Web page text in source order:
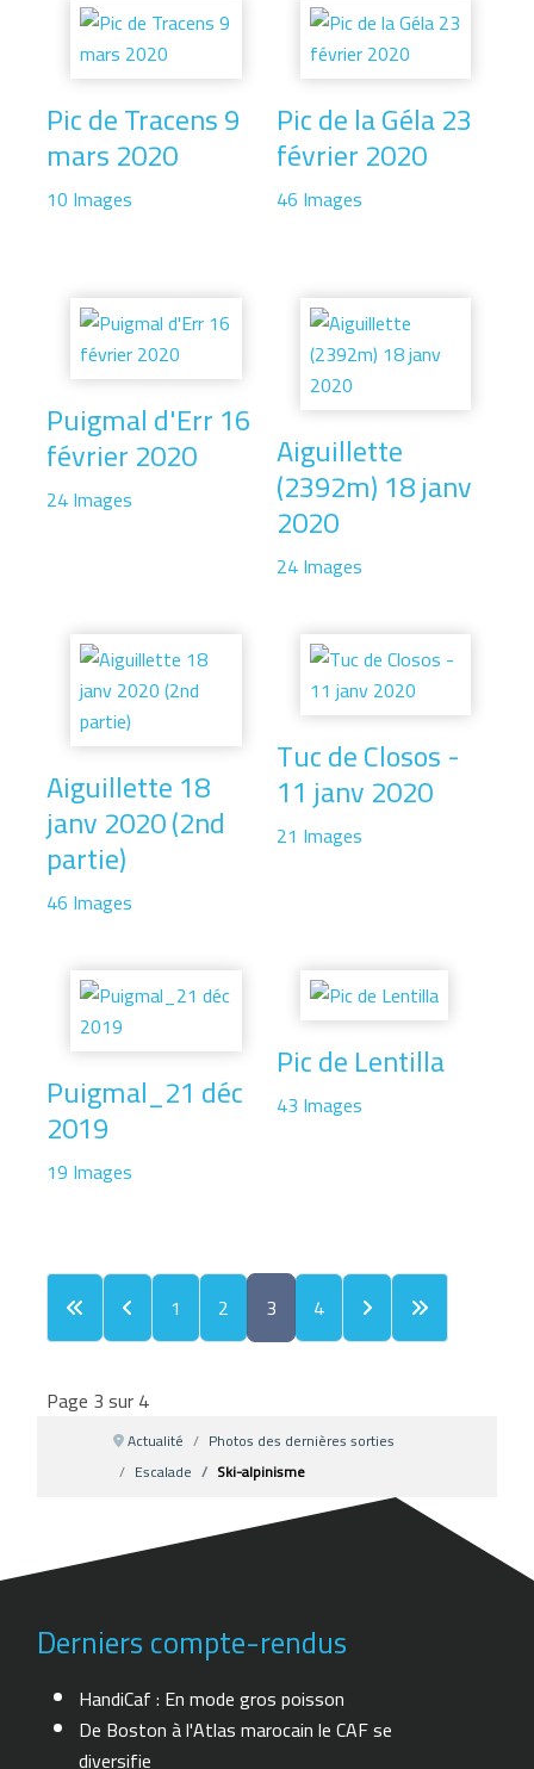
Pic de Tracens 9
mars 2020
10 Images
Pic de la Géla 23
février 2020
46 Images
Puigmal d'Err 16
février 2020
24 Images
Aiguillette
(2392m) 18 janv
2020
24 Images
Aiguillette 18
janv 2020 (2nd
partie)
46 Images
Tuc de Closos -
11 janv 2020
21 Images
Puigmal_21 déc
2019
19 Images
Pic de Lentilla
43 Images
1 2 3 4
Page 3 sur 4
Actualité
Photos des dernières sorties
Escalade
Ski-alpinisme
Derniers compte-rendus
HandiCaf : En mode gros poisson
De Boston à l'Atlas marocain le CAF se
diversifie